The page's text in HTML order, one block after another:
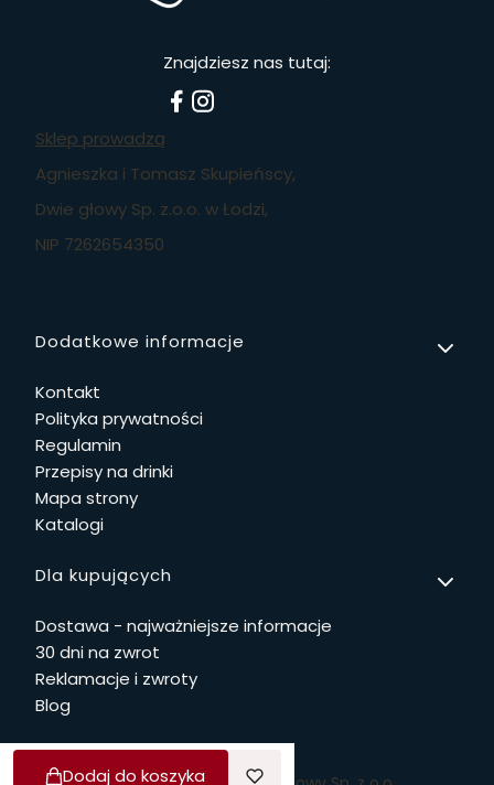
Znajdziesz nas tutaj:
Sklep prowadzą
Agnieszka i Tomasz Skupieńscy,
Dwie głowy Sp. z.o.o. w Łodzi,
NIP 7262654350
Linki w stopce
Dodatkowe informacje
Kontakt
Polityka prywatności
Regulamin
Przepisy na drinki
Mapa strony
Katalogi
Dla kupujących
Dostawa - najważniejsze informacje
30 dni na zwrot
Reklamacje i zwroty
Blog
Dodaj do koszyka